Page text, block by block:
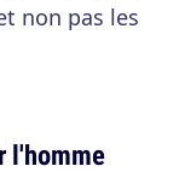
non pas les
l'homme